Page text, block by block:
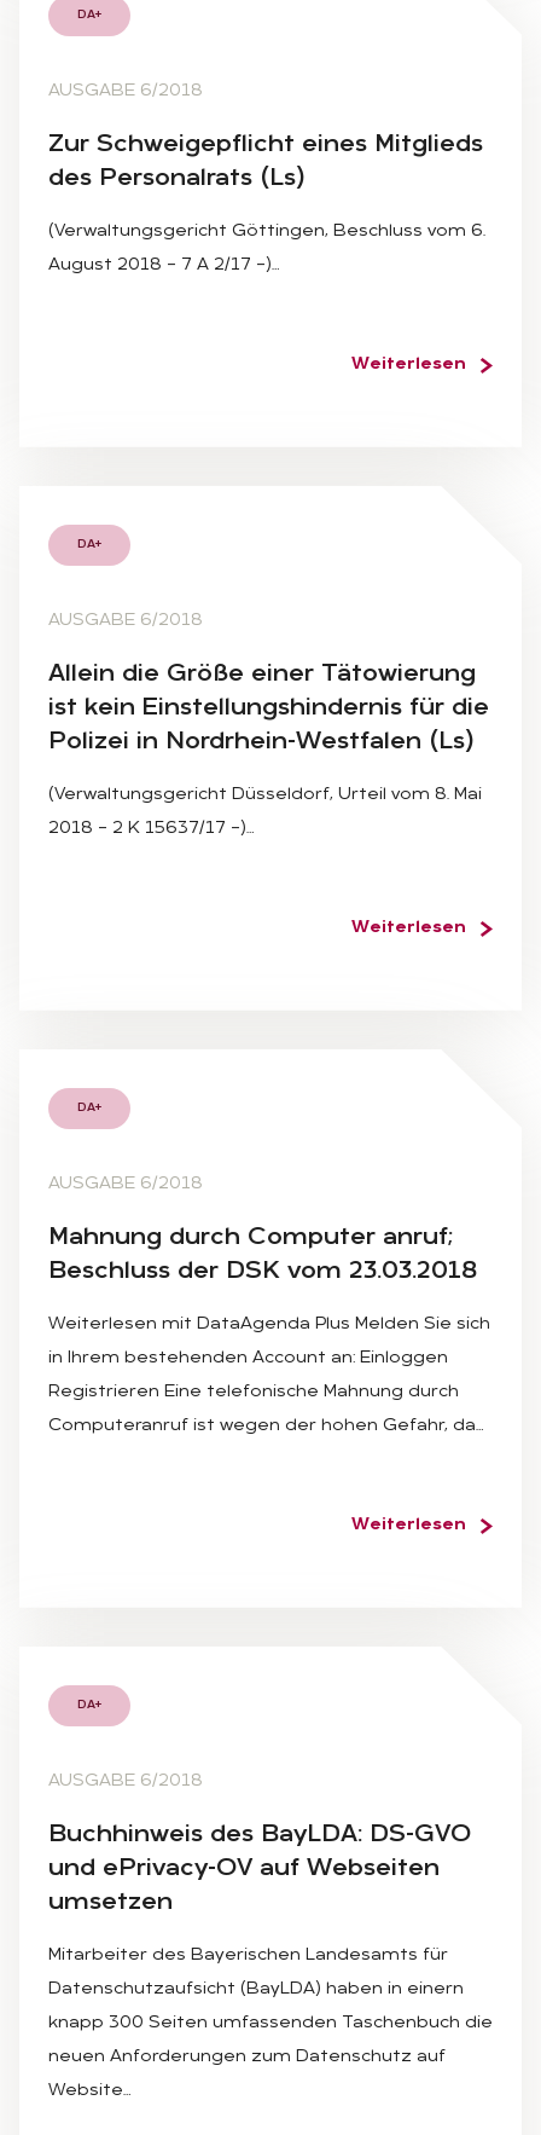
DA+
AUSGABE 6/2018
Zur Schwei­ge­pflicht ei­nes Mit­glieds
des Per­so­nal­rats (Ls)
(Verwaltungsgericht Göttingen, Beschluss vom 6.
August 2018 – 7 A 2/17 –)…
Weiterlesen
DA+
AUSGABE 6/2018
Al­lein die Grö­ße ei­ner Tä­to­wie­rung
ist kein Ein­stel­lungs­hin­der­nis für die
Po­li­zei in Nord­rhein-West­fa­len (Ls)
(Verwaltungsgericht Düsseldorf, Urteil vom 8. Mai
2018 – 2 K 15637/17 –)…
Weiterlesen
DA+
AUSGABE 6/2018
Mah­nung durch Com­pu­ter an­ruf;
Be­schluss der DSK vom 23.03.2018
Weiterlesen mit DataAgenda Plus Melden Sie sich
in Ihrem bestehenden Account an: Einloggen
Registrieren Eine telefonische Mahnung durch
Computeranruf ist wegen der hohen Gefahr, da…
Weiterlesen
DA+
AUSGABE 6/2018
Buch­hin­weis des BayL­DA: DS-GVO
und ePri­va­cy-OV auf Web­sei­ten
um­set­zen
Mitarbeiter des Bayerischen Landesamts für
Datenschutzaufsicht (BayLDA) haben in einern
knapp 300 Seiten umfassenden Taschenbuch die
neuen Anforderungen zum Datenschutz auf
Website…